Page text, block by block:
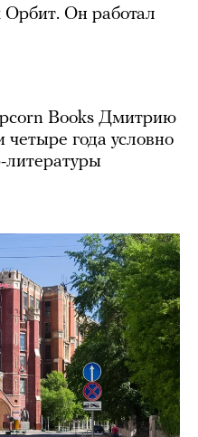
Он работал
Books Дмитрию
года условно
литературы